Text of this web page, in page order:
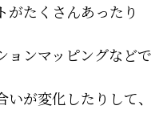
がたくさんあったり
ョンマッピングなどで
が変化したりして、